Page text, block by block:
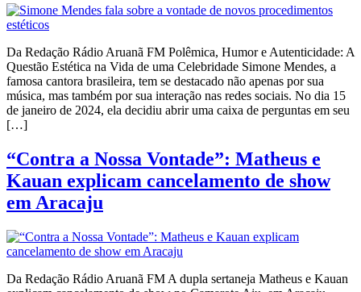
Da Redação Rádio Aruanã FM Polêmica, Humor e Autenticidade: A
Questão Estética na Vida de uma Celebridade Simone Mendes, a
famosa cantora brasileira, tem se destacado não apenas por sua
música, mas também por sua interação nas redes sociais. No dia 15
de janeiro de 2024, ela decidiu abrir uma caixa de perguntas em seu
[…]
“Contra a Nossa Vontade”: Matheus e
Kauan explicam cancelamento de show
em Aracaju
Da Redação Rádio Aruanã FM A dupla sertaneja Matheus e Kauan